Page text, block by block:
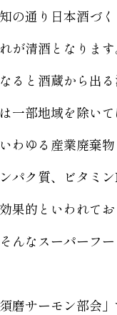
の通り日本酒づ
が清酒となりま
ると酒蔵から出
一部地域を除い
わゆる産業廃棄
パク質、ビタミ
果的といわれて
んなスーパーフ
磨サーモン部会